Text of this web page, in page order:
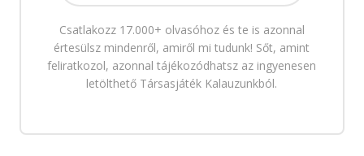
Csatlakozz 17.000+ olvasóhoz és te is azonnal
értesülsz mindenről, amiről mi tudunk! Sőt, amint
feliratkozol, azonnal tájékozódhatsz az ingyenesen
letölthető Társasjáték Kalauzunkból.